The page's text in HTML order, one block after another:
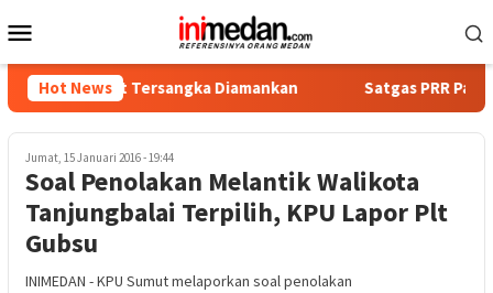
ke
Mobile
Hot News
Tersangka Diamankan Satgas PRR Pacu
Jumat, 15 Januari 2016 - 19:44
Soal Penolakan Melantik Walikota
Tanjungbalai Terpilih, KPU Lapor Plt
Gubsu
INIMEDAN - KPU Sumut melaporkan soal penolakan